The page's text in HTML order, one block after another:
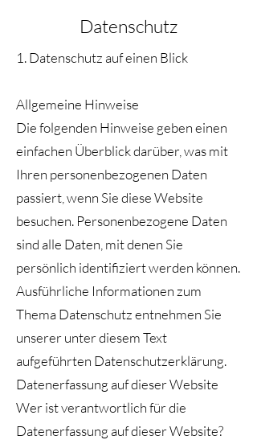
Datenschutz
1. Datenschutz auf einen Blick
Allgemeine Hinweise
Die folgenden Hinweise geben einen
einfachen Überblick darüber, was mit
Ihren personenbezogenen Daten
passiert, wenn Sie diese Website
besuchen. Personenbezogene Daten
sind alle Daten, mit denen Sie
persönlich identifiziert werden können.
Ausführliche Informationen zum
Thema Datenschutz entnehmen Sie
unserer unter diesem Text
aufgeführten Datenschutzerklärung.
Datenerfassung auf dieser Website
Wer ist verantwortlich für die
Datenerfassung auf dieser Website?